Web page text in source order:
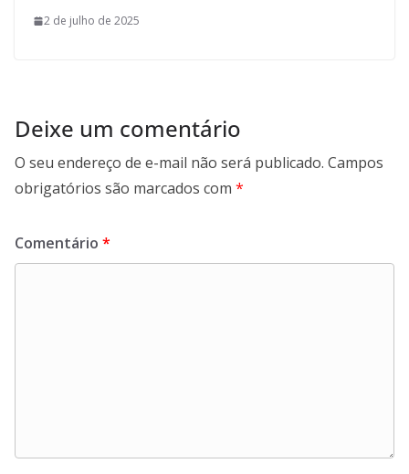
2 de julho de 2025
Deixe um comentário
O seu endereço de e-mail não será publicado. Campos
obrigatórios são marcados com *
Comentário *